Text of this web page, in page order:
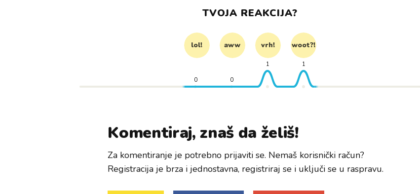
TVOJA REAKCIJA?
lol! aww vrh! woot?!
0 0
1 1
Komentiraj, znaš da želiš!
Za komentiranje je potrebno prijaviti se. Nemaš korisnički račun?
Registracija je brza i jednostavna, registriraj se i uključi se u raspravu.